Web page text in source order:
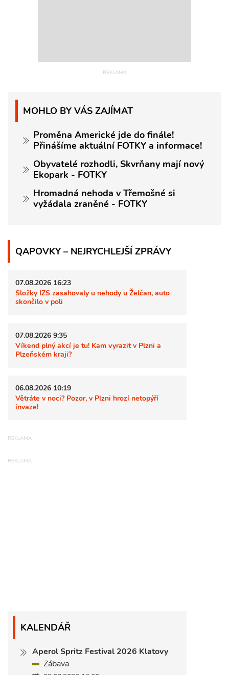
MOHLO BY VÁS ZAJÍMAT
Proměna Americké jde do finále!
Přinášíme aktuální FOTKY a informace!
Obyvatelé rozhodli, Skvrňany mají nový
Ekopark - FOTKY
Hromadná nehoda v Třemošné si
vyžádala zraněné - FOTKY
QAPOVKY – NEJRYCHLEJŠÍ ZPRÁVY
07.08.2026 16:23
Složky IZS zasahovaly u nehody u Želčan, auto
skončilo v poli
07.08.2026 9:35
Víkend plný akcí je tu! Kam vyrazit v Plzni a
Plzeňském kraji?
06.08.2026 10:19
Větráte v noci? Pozor, v Plzni hrozí netopýří
invaze!
KALENDÁŘ
Aperol Spritz Festival 2026 Klatovy
Zábava